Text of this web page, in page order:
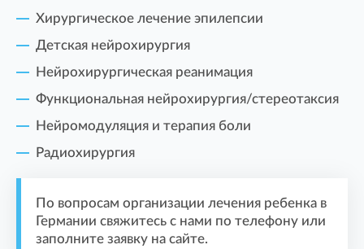
Хирургическое лечение эпилепсии
Детская нейрохирургия
Нейрохирургическая реанимация
Функциональная нейрохирургия/стереотаксия
Нейромодуляция и терапия боли
Радиохирургия
По вопросам организации лечения ребенка в
Германии свяжитесь с нами по телефону или
заполните заявку на сайте.